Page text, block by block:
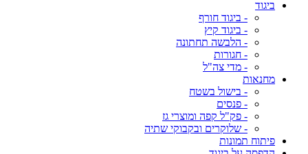
ביגוד
- ביגוד חורף
- ביגוד קיץ
- הלבשה תחתונה
- חגורות
- מדי צה"ל
מחנאות
- בישול בשטח
- פנסים
- פק"ל קפה ומוצרי גז
- שלוקרים ובקבוקי שתיה
פיתוח תמונות